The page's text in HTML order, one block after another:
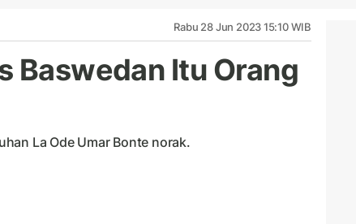
Rabu 28 Jun 2023 15:10 WIB
Baswedan Itu Orang
La Ode Umar Bonte norak.